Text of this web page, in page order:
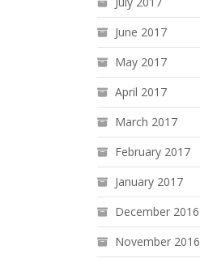
June 2017
May 2017
April 2017
March 2017
February 2017
January 2017
December 2016
November 2016